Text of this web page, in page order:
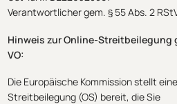
Verantwortlicher gem. § 55 Abs. 2
Hinweis zur Online-Streitbeilegung
VO:
Die Europäische Kommission stellt
Streitbeilegung (OS) bereit, die Sie